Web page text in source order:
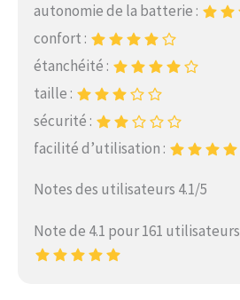
autonomie de la batterie :
confort :
étanchéité :
taille :
sécurité :
facilité d’utilisation :
Notes des utilisateurs 4.1/5
Note de 4.1 pour 161 utilisateurs